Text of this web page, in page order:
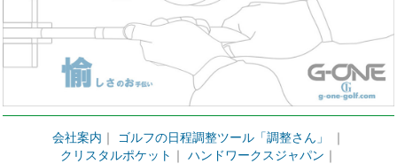
会社案内 ゴルフの日程調整ツール「調整さん」
クリスタルポケット
ハンドワークスジャパン